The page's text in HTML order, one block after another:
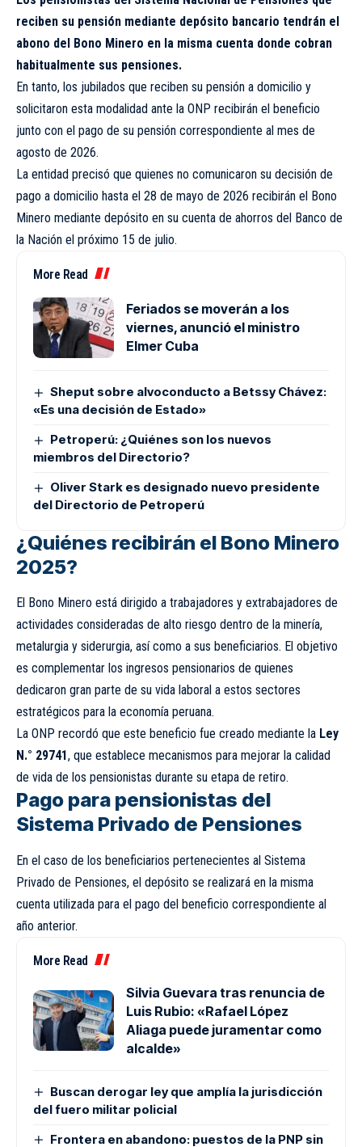
reciben su pensión mediante depósito bancario tendrán el
abono del Bono Minero en la misma cuenta donde cobran
habitualmente sus pensiones.
En tanto, los jubilados que reciben su pensión a domicilio y
solicitaron esta modalidad ante la ONP recibirán el beneficio
junto con el pago de su pensión correspondiente al mes de
agosto de 2026.
La entidad precisó que quienes no comunicaron su decisión de
pago a domicilio hasta el 28 de mayo de 2026 recibirán el Bono
Minero mediante depósito en su cuenta de ahorros del Banco de
la Nación el próximo 15 de julio.
More Read
Feriados se moverán a los
viernes, anunció el ministro
Elmer Cuba
Sheput sobre alvoconducto a Betssy Chávez:
«Es una decisión de Estado»
Petroperú: ¿Quiénes son los nuevos
miembros del Directorio?
Oliver Stark es designado nuevo presidente
del Directorio de Petroperú
¿Quiénes recibirán el Bono Minero
2025?
El Bono Minero está dirigido a trabajadores y extrabajadores de
actividades consideradas de alto riesgo dentro de la minería,
metalurgia y siderurgia, así como a sus beneficiarios. El objetivo
es complementar los ingresos pensionarios de quienes
dedicaron gran parte de su vida laboral a estos sectores
estratégicos para la economía peruana.
La ONP recordó que este beneficio fue creado mediante la Ley
N.° 29741, que establece mecanismos para mejorar la calidad
de vida de los pensionistas durante su etapa de retiro.
Pago para pensionistas del
Sistema Privado de Pensiones
En el caso de los beneficiarios pertenecientes al Sistema
Privado de Pensiones, el depósito se realizará en la misma
cuenta utilizada para el pago del beneficio correspondiente al
año anterior.
More Read
Silvia Guevara tras renuncia de
Luis Rubio: «Rafael López
Aliaga puede juramentar como
alcalde»
Buscan derogar ley que amplía la jurisdicción
del fuero militar policial
Frontera en abandono: puestos de la PNP sin